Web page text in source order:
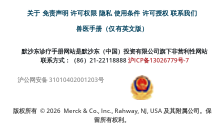
关于 免责声明 许可权限 隐私 使用条件 许可授权 联系我们
兽医手册（仅有英文版）
默沙东诊疗手册网站是默沙东（中国）投资有限公司旗下非营利性网站
联系方式：（86）21-22118888 沪ICP备13026779号-7
沪公网安备 31010402001203号
版权所有 © 2026 Merck & Co., Inc., Rahway, NJ, USA 及其附属公司。保
留所有权利。